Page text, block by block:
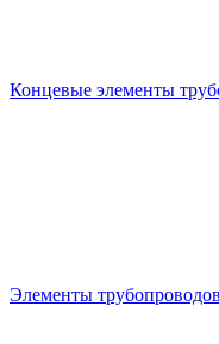
Концевые элементы
Элементы